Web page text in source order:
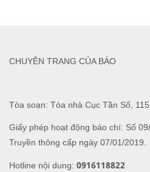
Tòa soạn: Tòa nhà Cục Tần Số,
Giấy phép hoạt động báo chí: Số
Truyền thông cấp ngày 07/01/2019.
Hotline nội dung: 0916118822
CHUYÊN TRANG CỦA BÁO